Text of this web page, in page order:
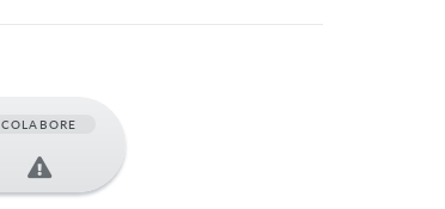
COLABORE